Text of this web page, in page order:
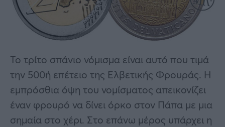
Το τρίτο σπάνιο νόμισμα είναι αυτό που τιμά
την 500ή επέτειο της Ελβετικής Φρουράς. Η
εμπρόσθια όψη του νομίσματος απεικονίζει
έναν φρουρό να δίνει όρκο στον Πάπα με μια
σημαία στο χέρι. Στο επάνω μέρος υπάρχει η